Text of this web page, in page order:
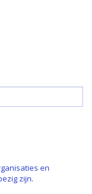
en
zijn.